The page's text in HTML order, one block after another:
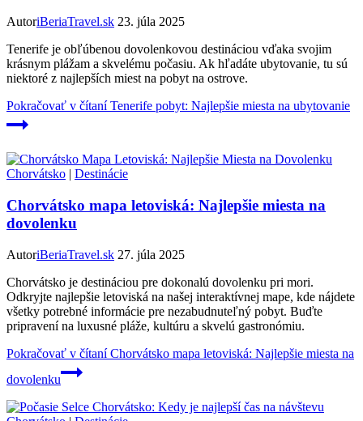
AutoriBeriaTravel.sk 23. júla 2025
Tenerife je obľúbenou dovolenkovou destináciou vďaka svojim
krásnym plážam a skvelému počasiu. Ak hľadáte ubytovanie, tu sú
niektoré z najlepších miest na pobyt na ostrove.
Pokračovať v čítaníTenerife pobyt: Najlepšie miesta na ubytovanie
Chorvátsko | Destinácie
Chorvátsko mapa letoviská: Najlepšie miesta na
dovolenku
AutoriBeriaTravel.sk 27. júla 2025
Chorvátsko je destináciou pre dokonalú dovolenku pri mori.
Odkryjte najlepšie letoviská na našej interaktívnej mape, kde nájdete
všetky potrebné informácie pre nezabudnuteľný pobyt. Buďte
pripravení na luxusné pláže, kultúru a skvelú gastronómiu.
Pokračovať v čítaníChorvátsko mapa letoviská: Najlepšie miesta na
dovolenku